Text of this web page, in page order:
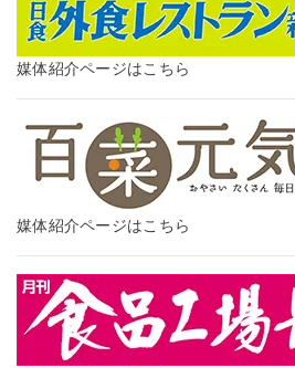
媒体紹介ページはこちら
媒体紹介ページはこちら